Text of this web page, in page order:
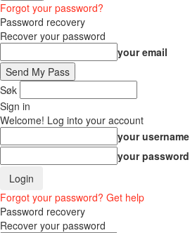
Forgot your password?
Password recovery
Recover your password
your email
Søk
Sign in
Welcome! Log into your account
your username
your password
Forgot your password? Get help
Password recovery
Recover your password